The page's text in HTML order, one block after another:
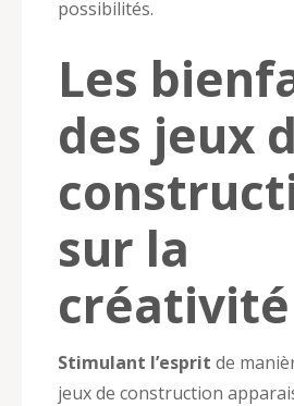
possibilités.
Les
des jeux
sur la
créativité
Stimulant l’esprit de
jeux de construction